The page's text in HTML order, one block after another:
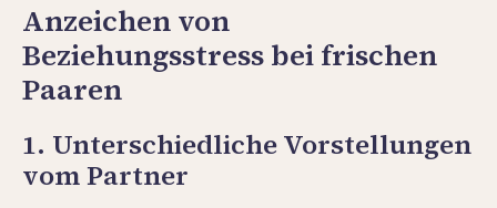
Anzeichen von
Beziehungsstress bei frischen
Paaren
1. Unterschiedliche Vorstellungen
vom Partner